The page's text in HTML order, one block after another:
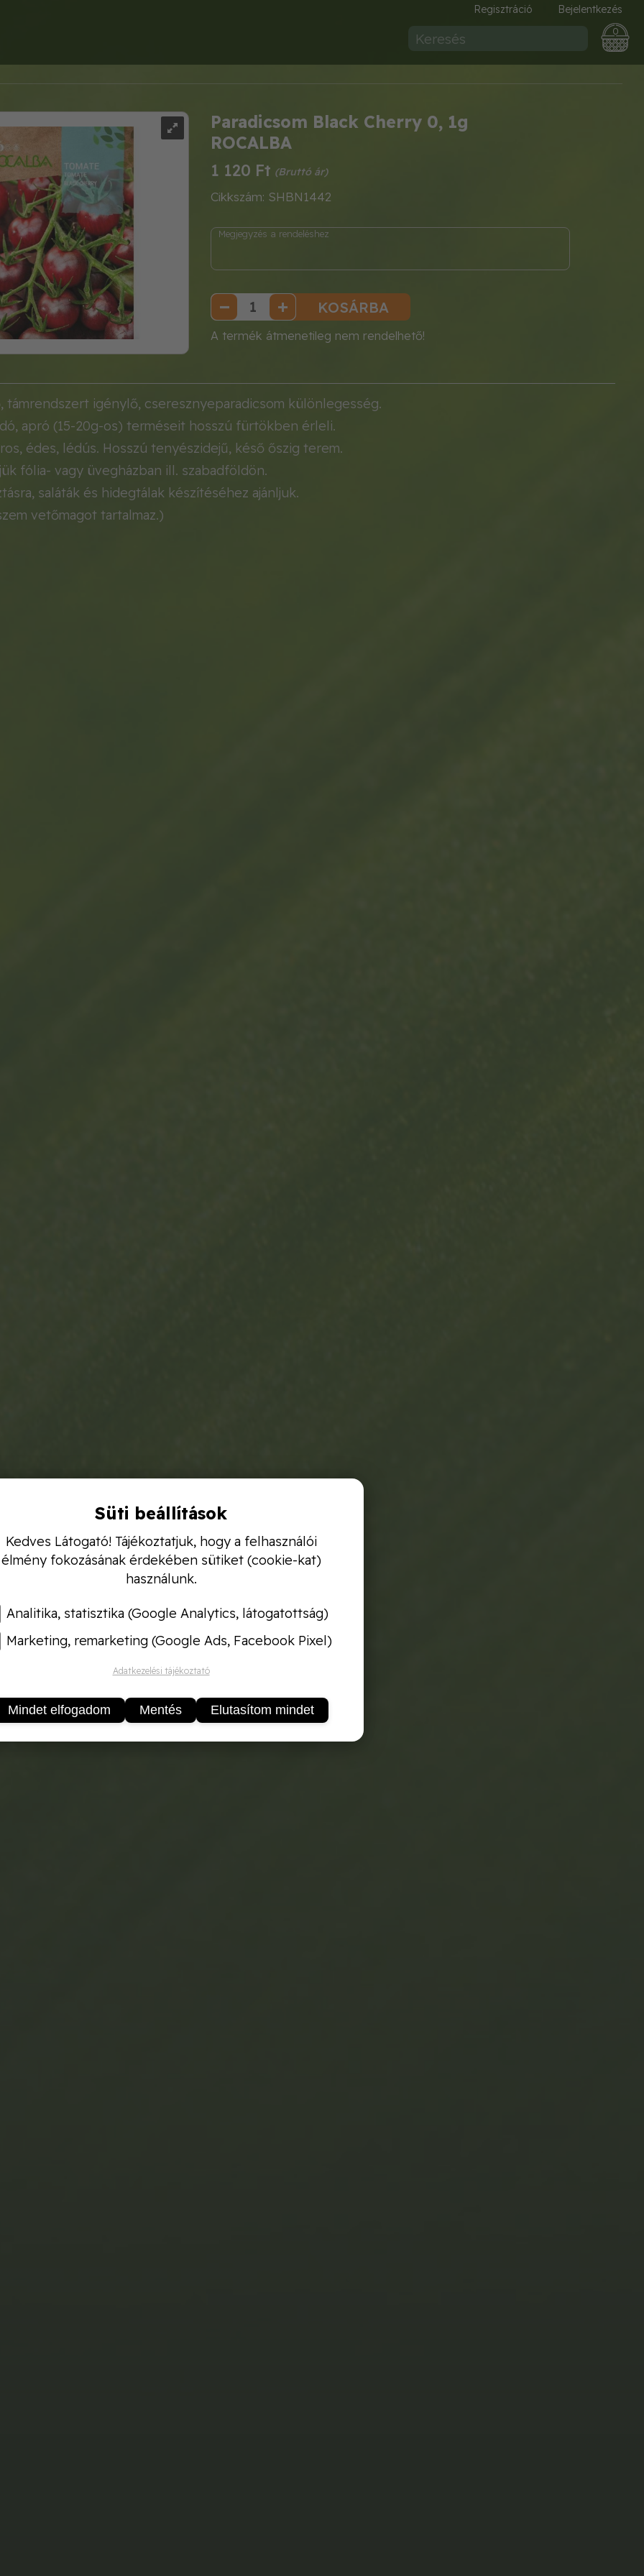
Regisztráció Bejelentkezés
0
Paradicsom Black Cherry 0, 1g
ROCALBA
1 120 Ft
Cikkszám: SHBN1442
KOSÁRBA
A termék átmenetileg nem rendelhető!
támrendszert igénylő, cseresznyeparadicsom különlegesség.
apró (15-20g-os) terméseit hosszú fürtökben érleli.
édes, lédús. Hosszú tenyészidejű, késő őszig terem.
fólia- vagy üvegházban ill. szabadföldön.
saláták és hidegtálak készítéséhez ajánljuk.
vetőmagot tartalmaz.)
Süti beállítások
Kedves Látogató! Tájékoztatjuk, hogy a felhasználói
élmény fokozásának érdekében sütiket (cookie-kat)
használunk.
Analitika, statisztika (Google Analytics, látogatottság)
Marketing, remarketing (Google Ads, Facebook Pixel)
Adatkezelési tájékoztató
Mindet elfogadom Mentés Elutasítom mindet